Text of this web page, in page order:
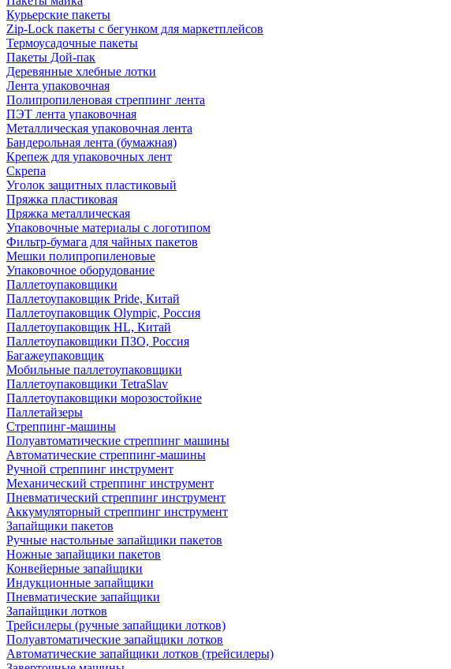
Курьерские пакеты
Zip-Lock пакеты с бегунком для маркетплейсов
Термоусадочные пакеты
Пакеты Дой-пак
Деревянные хлебные лотки
Лента упаковочная
Полипропиленовая стреппинг лента
ПЭТ лента упаковочная
Металлическая упаковочная лента
Бандерольная лента (бумажная)
Крепеж для упаковочных лент
Скрепа
Уголок защитных пластиковый
Пряжка пластиковая
Пряжка металлическая
Упаковочные материалы с логотипом
Фильтр-бумага для чайных пакетов
Мешки полипропиленовые
Упаковочное оборудование
Паллетоупаковщики
Паллетоупаковщик Pride, Китай
Паллетоупаковщик Olympic, Россия
Паллетоупаковщик HL, Китай
Паллетоупаковщики ПЗО, Россия
Багажеупаковщик
Мобильные паллетоупаковщики
Паллетоупаковщики TetraSlav
Паллетоупаковщики морозостойкие
Паллетайзеры
Стреппинг-машины
Полуавтоматические стреппинг машины
Автоматические стреппинг-машины
Ручной стреппинг инструмент
Механический стреппинг инструмент
Пневматический стреппинг инструмент
Аккумуляторный стреппинг инструмент
Запайщики пакетов
Ручные настольные запайщики пакетов
Ножные запайщики пакетов
Конвейерные запайщики
Индукционные запайщики
Пневматические запайщики
Запайщики лотков
Трейсилеры (ручные запайщики лотков)
Полуавтоматические запайщики лотков
Автоматические запайщики лотков (трейсилеры)